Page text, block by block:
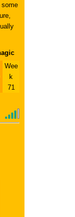
some
Wee
k
71